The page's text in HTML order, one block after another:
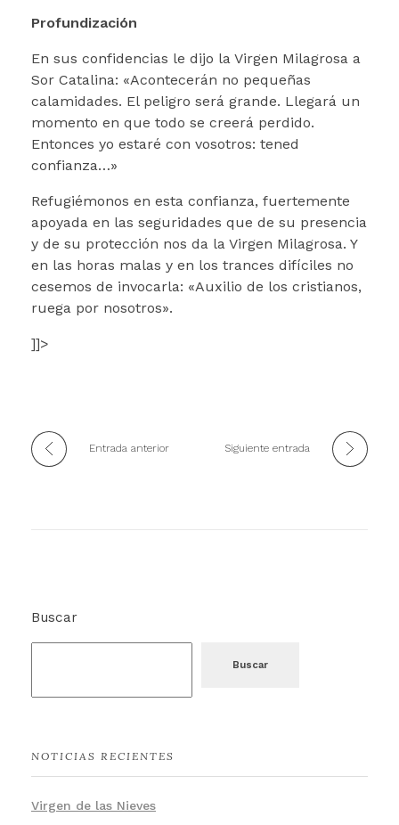
Profundización
En sus confidencias le dijo la Virgen Milagrosa a
Sor Catalina: «Acontecerán no pequeñas
calamidades. El peligro será grande. Llegará un
momento en que todo se creerá perdido.
Entonces yo estaré con vosotros: tened
confianza…»
Refugiémonos en esta confianza, fuertemente
apoyada en las seguridades que de su presencia
y de su protección nos da la Virgen Milagrosa. Y
en las horas malas y en los trances difíciles no
cesemos de invocarla: «Auxilio de los cristianos,
ruega por nosotros».
]]>
Entrada anterior Siguiente entrada
Buscar
Buscar
NOTICIAS RECIENTES
Virgen de las Nieves